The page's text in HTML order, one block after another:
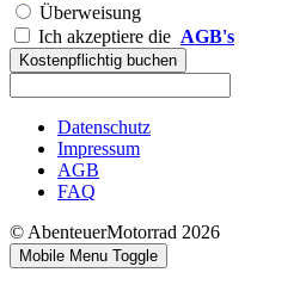
Überweisung
Ich akzeptiere die AGB's
Datenschutz
Impressum
AGB
FAQ
© AbenteuerMotorrad 2026
Mobile Menu Toggle